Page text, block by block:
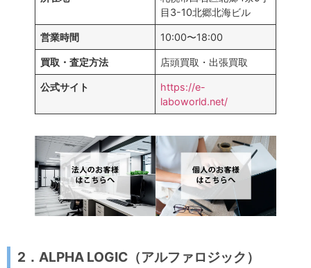
目3-10北郷北海ビル
営業時間 10:00〜18:00
買取・査定方法 店頭買取・出張買取
公式サイト
https://e-
laboworld.net/
2．ALPHA LOGIC（アルファロジック）